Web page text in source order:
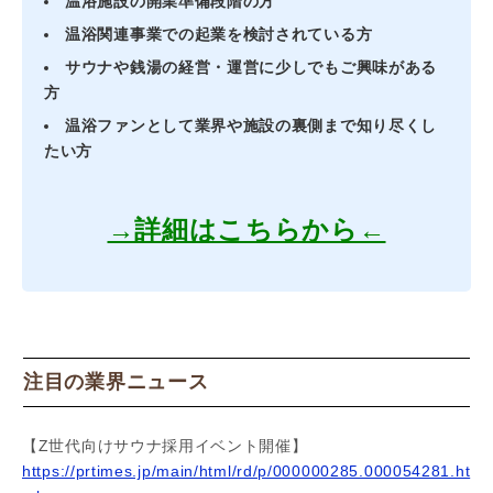
温浴関連事業での起業を検討されている方
サウナや銭湯の経営・運営に少しでもご興味がある
方
温浴ファンとして業界や施設の裏側まで知り尽くし
たい方
→詳細はこちらから←
注目の業界ニュース
【Z世代向けサウナ採用イベント開催】
https://prtimes.jp/main/html/rd/p/000000285.000054281.ht